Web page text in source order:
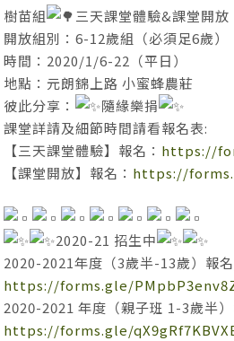
樹苗組
三天課堂體驗&課堂開放
開放組別：6-12歲組（必須足6歲）
時間：2020/1/6-22（平日）
地點：元朗錦上路 小蜜蜂農莊
彼此分享：
隨緣樂捐
課堂詳請及細節時間請看報名表:
【三天課堂體驗】報名： https://
【課堂開放】報名： https://
2020-21 招生中
2020-2021年度（3歲半-13歲）報
https://forms.gle/
2020-2021 年度（親子班 1-3歲半
https://forms.gle/